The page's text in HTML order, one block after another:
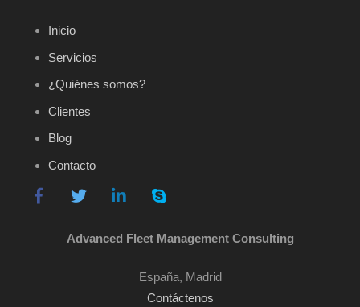
Inicio
Servicios
¿Quiénes somos?
Clientes
Blog
Contacto
Advanced Fleet Management Consulting
España, Madrid
Contáctenos